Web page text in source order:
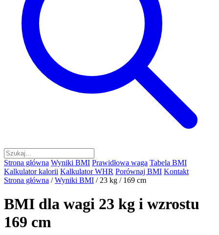
Strona główna Wyniki BMI Prawidłowa waga Tabela BMI
Kalkulator kalorii Kalkulator WHR Porównaj BMI Kontakt
Strona główna / Wyniki BMI / 23 kg / 169 cm
BMI dla wagi 23 kg i wzrostu
169 cm